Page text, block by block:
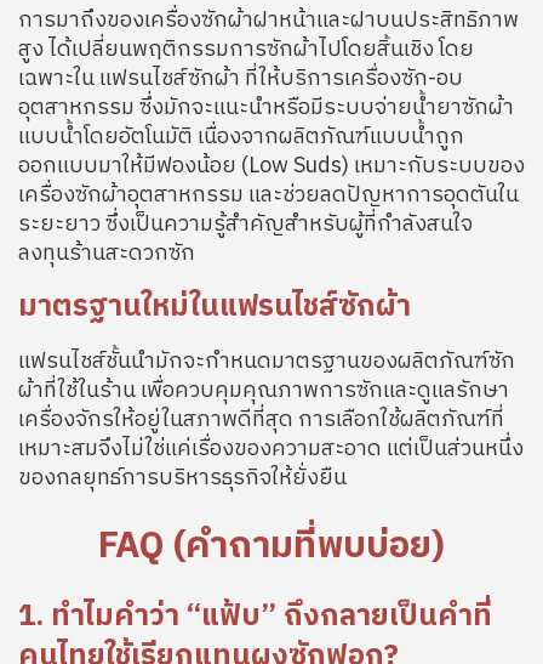
การมาถึงของเครื่องซักผ้าฝาหน้าและฝาบนประสิทธิภาพ
สูง ได้เปลี่ยนพฤติกรรมการซักผ้าไปโดยสิ้นเชิง โดย
เฉพาะใน แฟรนไชส์ซักผ้า ที่ให้บริการเครื่องซัก-อบ
อุตสาหกรรม ซึ่งมักจะแนะนำหรือมีระบบจ่ายน้ำยาซักผ้า
แบบน้ำโดยอัตโนมัติ เนื่องจากผลิตภัณฑ์แบบน้ำถูก
ออกแบบมาให้มีฟองน้อย (Low Suds) เหมาะกับระบบของ
เครื่องซักผ้าอุตสาหกรรม และช่วยลดปัญหาการอุดตันใน
ระยะยาว ซึ่งเป็นความรู้สำคัญสำหรับผู้ที่กำลังสนใจ
ลงทุนร้านสะดวกซัก
มาตรฐานใหม่ในแฟรนไชส์ซักผ้า
แฟรนไชส์ชั้นนำมักจะกำหนดมาตรฐานของผลิตภัณฑ์ซัก
ผ้าที่ใช้ในร้าน เพื่อควบคุมคุณภาพการซักและดูแลรักษา
เครื่องจักรให้อยู่ในสภาพดีที่สุด การเลือกใช้ผลิตภัณฑ์ที่
เหมาะสมจึงไม่ใช่แค่เรื่องของความสะอาด แต่เป็นส่วนหนึ่ง
ของกลยุทธ์การบริหารธุรกิจให้ยั่งยืน
FAQ (คำถามที่พบบ่อย)
1. ทำไมคำว่า “แฟ้บ” ถึงกลายเป็นคำที่